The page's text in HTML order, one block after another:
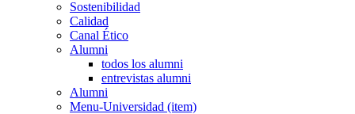
Sostenibilidad
Calidad
Canal Ético
Alumni
todos los alumni
entrevistas alumni
Alumni
Menu-Universidad (item)